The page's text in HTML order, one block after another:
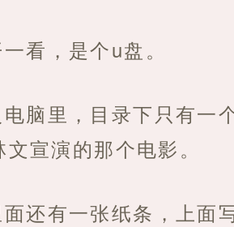
看，是个u盘。
脑里，目录下只有一
宣演的那个电影。
还有一张纸条，上面